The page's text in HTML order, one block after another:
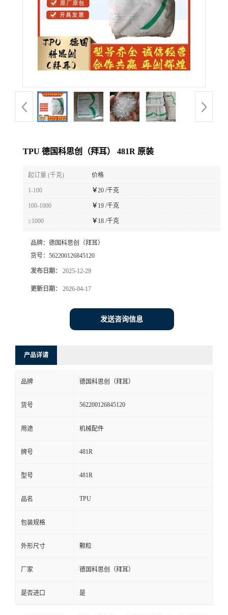
品
展
TPU 德国科思创（拜耳） 481R 原装
起订量 (千克) 价格
1-100 ￥20 /千克
100-1000 ￥ 19 /千克
≥1000 ￥ 18 /千克
品牌： 德国科思创（拜耳）
货号： 562200126845120
发布日期： 2025-12-29
更新日期： 2026-04-17
发送咨询信息
产品详请
品牌 德国科思创（拜耳）
货号 562200126845120
用途 机械配件
牌号 481R
型号 481R
品名 TPU
包装规格
外形尺寸 颗粒
厂家 德国科思创（拜耳）
是否进口 是